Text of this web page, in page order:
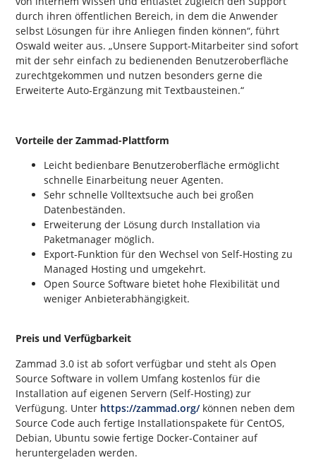
durch ihren öffentlichen Bereich, in dem die Anwender
selbst Lösungen für ihre Anliegen finden können“, führt
Oswald weiter aus. „Unsere Support-Mitarbeiter sind sofort
mit der sehr einfach zu bedienenden Benutzeroberfläche
zurechtgekommen und nutzen besonders gerne die
Erweiterte Auto-Ergänzung mit Textbausteinen.“
Vorteile der Zammad-Plattform
Leicht bedienbare Benutzeroberfläche ermöglicht
schnelle Einarbeitung neuer Agenten.
Sehr schnelle Volltextsuche auch bei großen
Datenbeständen.
Erweiterung der Lösung durch Installation via
Paketmanager möglich.
Export-Funktion für den Wechsel von Self-Hosting zu
Managed Hosting und umgekehrt.
Open Source Software bietet hohe Flexibilität und
weniger Anbieterabhängigkeit.
Preis und Verfügbarkeit
Zammad 3.0 ist ab sofort verfügbar und steht als Open
Source Software in vollem Umfang kostenlos für die
Installation auf eigenen Servern (Self-Hosting) zur
Verfügung. Unter https://zammad.org/können neben dem
Source Code auch fertige Installationspakete für CentOS,
Debian, Ubuntu sowie fertige Docker-Container auf
heruntergeladen werden.